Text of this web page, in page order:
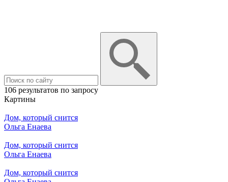
106 результатов по запросу
Картины
Дом, который снится
Ольга Енаева
Дом, который снится
Ольга Енаева
Дом, который снится